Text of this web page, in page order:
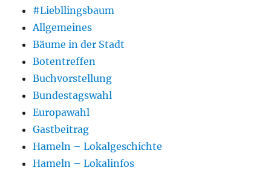
#Liebllingsbaum
Allgemeines
Bäume in der Stadt
Botentreffen
Buchvorstellung
Bundestagswahl
Europawahl
Gastbeitrag
Hameln – Lokalgeschichte
Hameln – Lokalinfos